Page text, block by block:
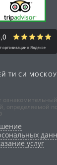
ТИ СИ
определяемой
услуг